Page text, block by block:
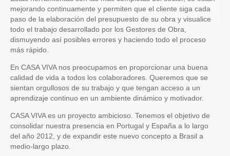
mejorando continuamente y permiten que el cliente siga cada
paso de la elaboración del presupuesto de su obra y visualice
todo el trabajo desarrollado por los Gestores de Obra,
dismuyendo así posibles errores y haciendo todo el proceso
más rápido.
En CASA VIVA nos preocupamos en proporcionar una buena
calidad de vida a todos los colaboradores. Queremos que se
sientan orgullosos de su trabajo y que tengan acceso a un
aprendizaje continuo en un ambiente dinámico y motivador.
CASA VIVA es un proyecto ambicioso. Tenemos el objetivo de
consolidar nuestra presencia en Portugal y España a lo largo
del año 2012, y de expandir este nuevo concepto a Brasil a
medio-largo plazo.